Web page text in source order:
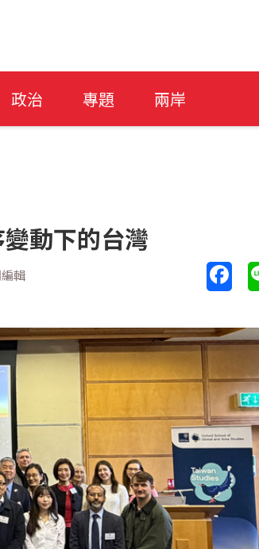
政治 專題 兩岸
動下的台灣
輯